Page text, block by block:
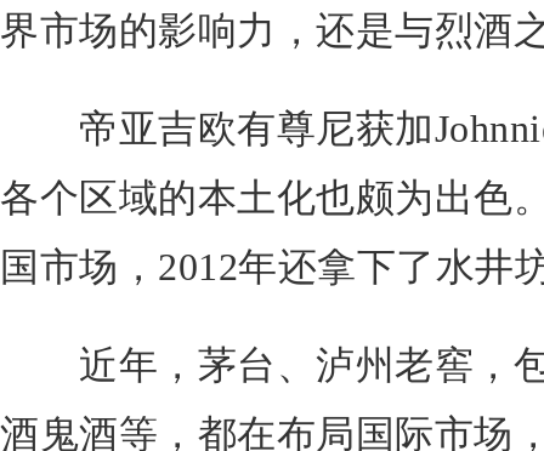
界市场的影响力，还是与烈酒
帝亚吉欧有尊尼获加
各个区域的本土化也颇为出色
国市场，2012年还拿下了水井
近年，茅台、泸州老窖，
酒鬼酒等，都在布局国际市场